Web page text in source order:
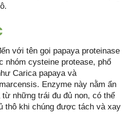
với tên gọi papaya proteinase
nhóm cysteine protease, phổ
Carica papaya và
Enzyme này nằm ẩn
những trái đu đủ non, có thể
thô khi chúng được tách và xay